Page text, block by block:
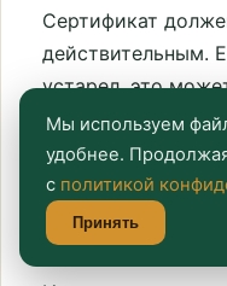
Сертификат
действительным.
устарел, это
товар. Даже если
складе, срок
красителей
4. Ограничения
Мы используем
удобнее.
с политикой
Принять